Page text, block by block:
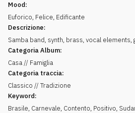
Mood:
Euforico, Felice, Edificante
Descrizione:
Samba band, synth, brass, vocal elements,
Categoria Album:
Casa // Famiglia
Categoria traccia:
Classico // Tradizione
Keyword:
Brasile, Carnevale, Contento, Positivo,